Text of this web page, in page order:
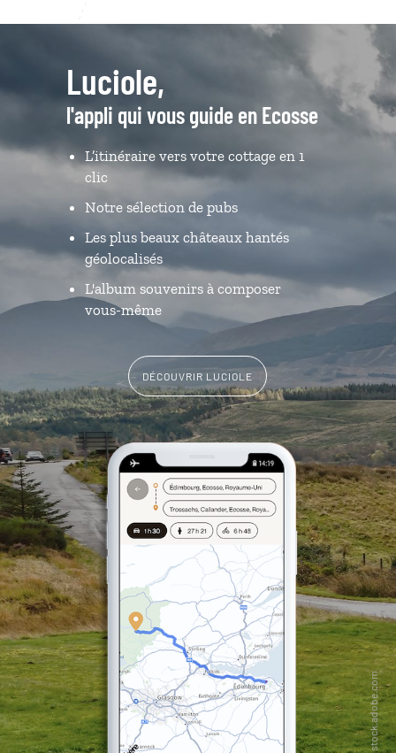
Luciole,
l'appli qui vous guide en Ecosse
L’itinéraire vers votre cottage en 1
clic
Notre sélection de pubs
Les plus beaux châteaux hantés
géolocalisés
L'album souvenirs à composer
vous-même
DÉCOUVRIR LUCIOLE